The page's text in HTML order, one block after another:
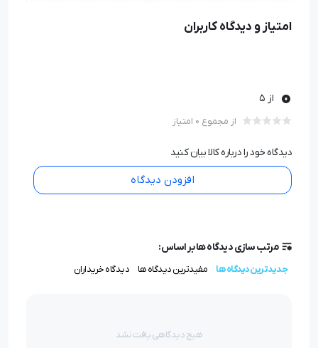
که انعطاف‌پذیری بالایی در چیدمان ایجاد می‌کند. جعبه
سانتی‌متر
فراهم می‌آورد.
برند
پلاستیک مقاوم
امتیاز و دیدگاه کاربران
0 از 5
از مجموع 0 امتیاز
دیدگاه خود را درباره کالا بیان کنید
افزودن دیدگاه
مرتب سازی دیدگاه ها بر اساس:
جدیدترین دیدگاه ها مفیدترین دیدگاه ها دیدگاه خریداران
هیچ دیدگاهی یافت نشد